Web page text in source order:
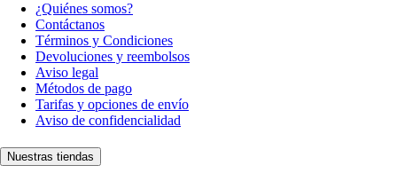
¿Quiénes somos?
Contáctanos
Términos y Condiciones
Devoluciones y reembolsos
Aviso legal
Métodos de pago
Tarifas y opciones de envío
Aviso de confidencialidad
Nuestras tiendas